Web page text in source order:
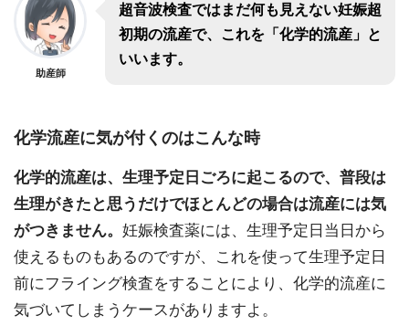
助産師
超音波検査ではまだ何も見えない妊娠超
初期の流産で、これを「化学的流産」と
いいます。
化学流産に気が付くのはこんな時
化学的流産は、生理予定日ごろに起こるので、普段は
生理がきたと思うだけでほとんどの場合は流産には気
がつきません。 妊娠検査薬には、生理予定日当日から
使えるものもあるのですが、これを使って生理予定日
前にフライング検査をすることにより、化学的流産に
気づいてしまうケースがありますよ。